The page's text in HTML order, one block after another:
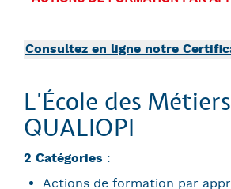
Consultez en ligne notre
L’École des
QUALIOPI
2 Catégories :
Actions de formation par